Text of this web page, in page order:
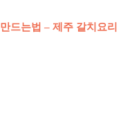
드는법 – 제주 갈치요리